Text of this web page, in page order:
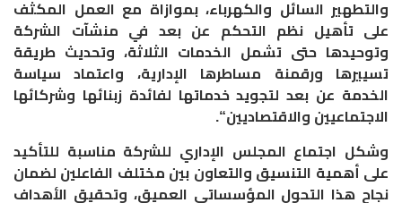
والتطهير السائل والكهرباء، بموازاة مع العمل المكثف
على تأهيل نظم التحكم عن بعد في منشآت الشركة
وتوحيدها حتى تشمل الخدمات الثلاثة، وتحديث طريقة
تسييرها ورقمنة مساطرها الإدارية، واعتماد سياسة
الخدمة عن بعد لتجويد خدماتها لفائدة زبنائها وشركائها
الاجتماعيين والاقتصاديين“.
وشكل اجتماع المجلس الإداري للشركة مناسبة للتأكيد
على أهمية التنسيق والتعاون بين مختلف الفاعلين لضمان
نجاح هذا التحول المؤسساتي العميق، وتحقيق الأهداف